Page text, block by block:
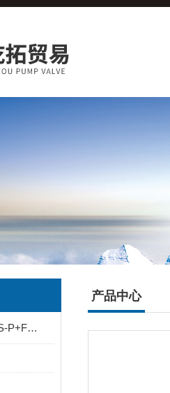
PEPPERL+FUCHS-P+F传感器
产品中心